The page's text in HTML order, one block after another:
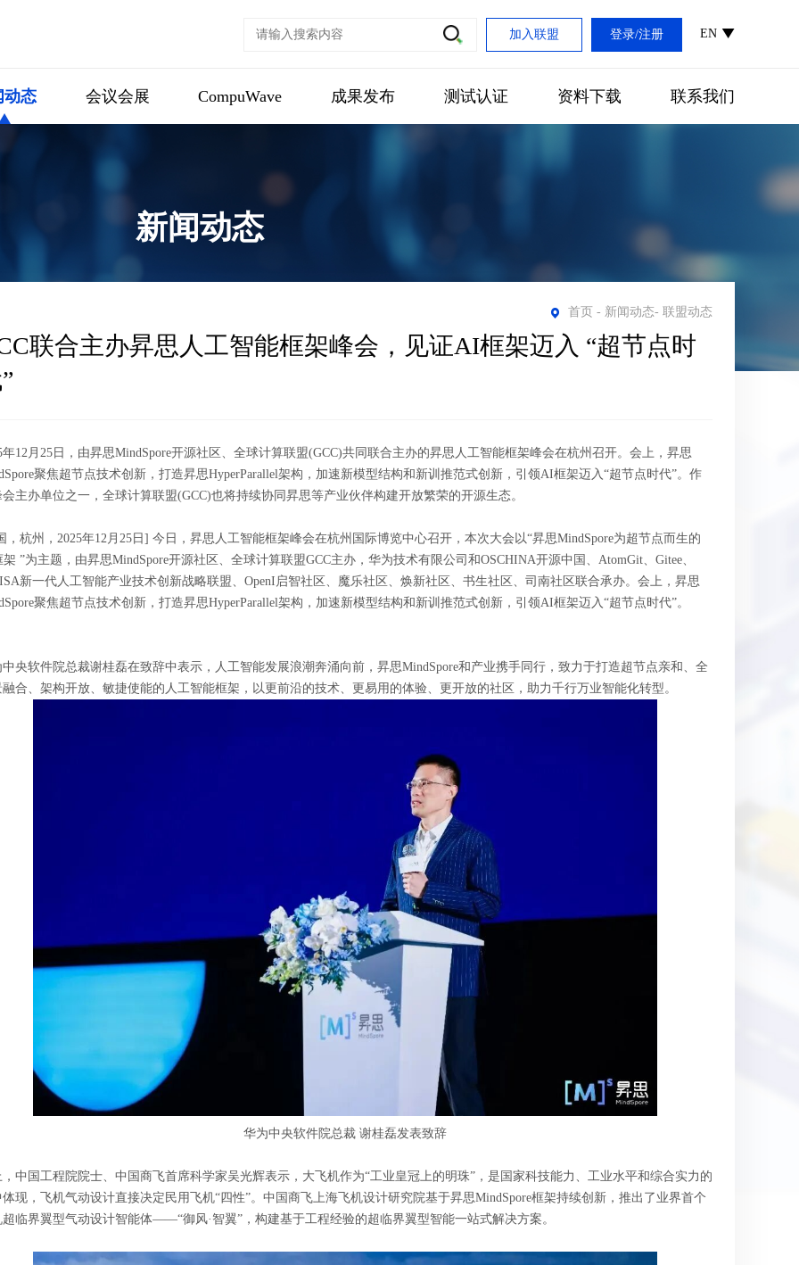
EN
登录/注册
加入联盟
动态 会议会展 CompuWave 成果发布 测试认证 资料下载 联系我们
新闻动态
首页 - 新闻动态- 联盟动态
联合主办昇思人工智能框架峰会，见证AI框架迈入 “超节点时
年12月25日，由昇思MindSpore开源社区、全球计算联盟(GCC)共同联合主办的昇思人工智能框架峰会在杭州召开。会上，昇思
聚焦超节点技术创新，打造昇思HyperParallel架构，加速新模型结构和新训推范式创新，引领AI框架迈入“超节点时代”。作
主办单位之一，全球计算联盟(GCC)也将持续协同昇思等产业伙伴构建开放繁荣的开源生态。
，杭州，2025年12月25日] 今日，昇思人工智能框架峰会在杭州国际博览中心召开，本次大会以“昇思MindSpore为超节点而生的
”为主题，由昇思MindSpore开源社区、全球计算联盟GCC主办，华为技术有限公司和OSCHINA开源中国、AtomGit、Gitee、
新一代人工智能产业技术创新战略联盟、OpenI启智社区、魔乐社区、焕新社区、书生社区、司南社区联合承办。会上，昇思
聚焦超节点技术创新，打造昇思HyperParallel架构，加速新模型结构和新训推范式创新，引领AI框架迈入“超节点时代”。
中央软件院总裁谢桂磊在致辞中表示，人工智能发展浪潮奔涌向前，昇思MindSpore和产业携手同行，致力于打造超节点亲和、全
融合、架构开放、敏捷使能的人工智能框架，以更前沿的技术、更易用的体验、更开放的社区，助力千行万业智能化转型。
华为中央软件院总裁 谢桂磊发表致辞
，中国工程院院士、中国商飞首席科学家吴光辉表示，大飞机作为“工业皇冠上的明珠”，是国家科技能力、工业水平和综合实力的
现，飞机气动设计直接决定民用飞机“四性”。中国商飞上海飞机设计研究院基于昇思MindSpore框架持续创新，推出了业界首个
超临界翼型气动设计智能体——“御风·智翼”，构建基于工程经验的超临界翼型智能一站式解决方案。